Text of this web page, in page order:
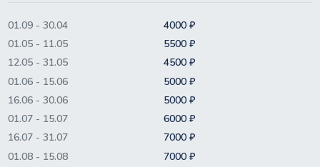
01.09 - 30.04
4000 ₽
01.05 - 11.05
5500 ₽
12.05 - 31.05
4500 ₽
01.06 - 15.06
5000 ₽
16.06 - 30.06
5000 ₽
01.07 - 15.07
6000 ₽
16.07 - 31.07
7000 ₽
01.08 - 15.08
7000 ₽